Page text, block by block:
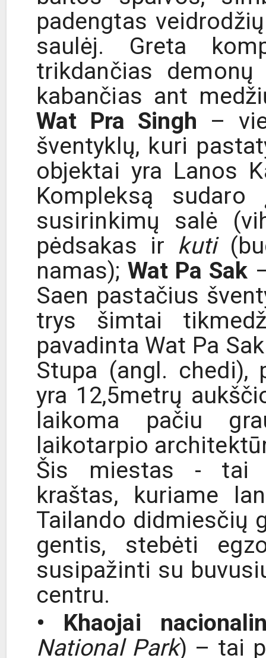
padengtas
saulėj. Greta
trikdančias demonų
kabančias ant
Wat Pra Singh –
šventyklų, kuri
objektai yra Lanos
Kompleksą
susirinkimų salė
pėdsakas ir kuti
namas); Wat Pa Sak
Saen pastačius
trys šimtai
pavadinta Wat Pa
Stupa (angl. chedi),
yra 12,5metrų
laikoma pačiu
laikotarpio
Šis miestas - tai
kraštas, kuriame
Tailando didmiesčių
gentis, stebėti
susipažinti su
centru.
• Khaojai
National Park) – tai